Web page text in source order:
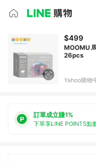
$499
MOOMU
26pcs
Yahoo購物
訂單成立賺1%
下單享LINE POINTS點